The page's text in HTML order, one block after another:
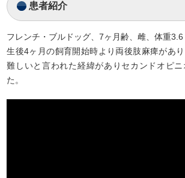
患者紹介
フレンチ・ブルドッグ、7ヶ月齢、雌、体重3.6
生後4ヶ月の飼育開始時より両後肢麻痺があ
難しいと言われた経緯がありセカンドオピ
た。